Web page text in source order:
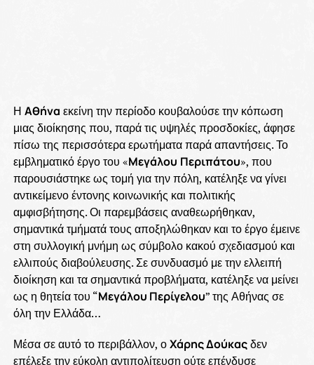
Η Αθήνα εκείνη την περίοδο κουβαλούσε την κόπωση
μιας διοίκησης που, παρά τις υψηλές προσδοκίες, άφησε
πίσω της περισσότερα ερωτήματα παρά απαντήσεις. Το
εμβληματικό έργο του «Μεγάλου Περιπάτου», που
παρουσιάστηκε ως τομή για την πόλη, κατέληξε να γίνει
αντικείμενο έντονης κοινωνικής και πολιτικής
αμφισβήτησης. Οι παρεμβάσεις αναθεωρήθηκαν,
σημαντικά τμήματά τους αποξηλώθηκαν και το έργο έμεινε
στη συλλογική μνήμη ως σύμβολο κακού σχεδιασμού και
ελλιπούς διαβούλευσης. Σε συνδυασμό με την ελλειπή
διοίκηση και τα σημαντικά προβλήματα, κατέληξε να μείνει
ως η θητεία του “Μεγάλου Περίγελου” της Αθήνας σε
όλη την Ελλάδα…
Μέσα σε αυτό το περιβάλλον, οΧάρης Δούκαςδεν
επέλεξε την εύκολη αντιπολίτευση ούτε επένδυσε